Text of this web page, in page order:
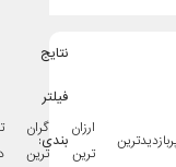
ترین
گران
ترین
تخفیف
دار
بندی: